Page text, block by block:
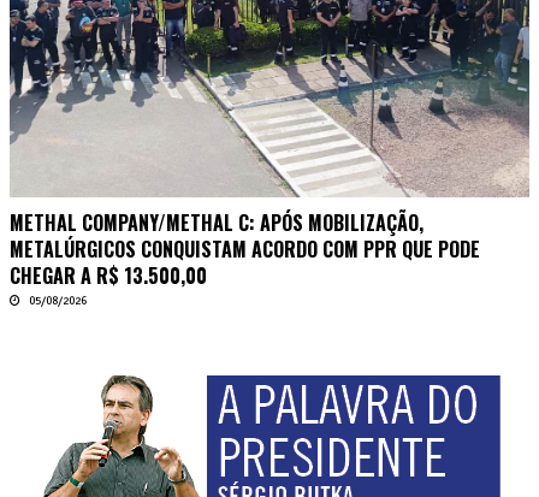
METHAL COMPANY/METHAL C: APÓS MOBILIZAÇÃO,
METALÚRGICOS CONQUISTAM ACORDO COM PPR QUE PODE
CHEGAR A R$ 13.500,00
05/08/2026